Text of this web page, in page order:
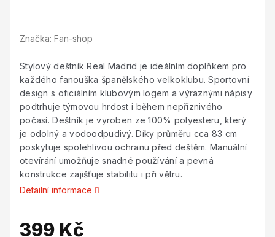
Značka: Fan-shop
Stylový deštník Real Madrid je ideálním doplňkem pro
každého fanouška španělského velkoklubu. Sportovní
design s oficiálním klubovým logem a výraznými nápisy
podtrhuje týmovou hrdost i během nepříznivého
počasí. Deštník je vyroben ze 100% polyesteru, který
je odolný a vodoodpudivý. Díky průměru cca 83 cm
poskytuje spolehlivou ochranu před deštěm. Manuální
otevírání umožňuje snadné používání a pevná
konstrukce zajišťuje stabilitu i při větru.
Detailní informace
399 Kč